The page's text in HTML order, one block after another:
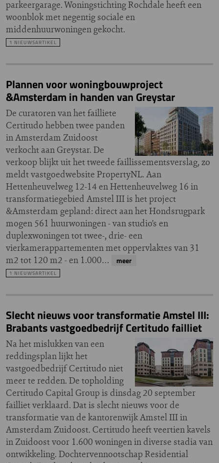
parkeergarage. Woningstichting Rochdale heeft een
woonblok met negentig sociale en
middenhuurwoningen gekocht.
1 NIEUWSARTIKEL
Plannen voor woningbouwproject
&Amsterdam in handen van Greystar
De curatoren van het failliete
Certitudo hebben twee panden
in Amsterdam Zuidoost
verkocht aan Greystar. De
verkoop blijkt uit het tweede faillissementsverslag, zo
meldt vastgoedwebsite PropertyNL. Aan
Hettenheuvelweg 12-14 en Hettenheuvelweg 16 in
transformatiegebied Amstel III is het project
&Amsterdam gepland: direct aan het Hondsrugpark
mogen 561 huurwoningen - van studio’s en
duplexwoningen tot twee-, drie- een
vierkamerappartementen met oppervlaktes van 31
m2 tot 120 m2 - en 1.000…
meer
1 NIEUWSARTIKEL
Slecht nieuws voor transformatie Amstel III:
Brabants vastgoedbedrijf Certitudo failliet
Na het mislukken van een
reddingsplan lijkt het
vastgoedbedrijf Certitudo niet
meer te redden. De topholding
Certitudo Capital Group is dinsdag 20 september
failliet verklaard. Dat is slecht nieuws voor de
transformatie van de kantorenwijk Amstel III in
Amsterdam Zuidoost. Certitudo heeft veertien kavels
in Zuidoost voor 1.600 woningen in diverse stadia van
ontwikkeling. Dochtervennootschap Residential